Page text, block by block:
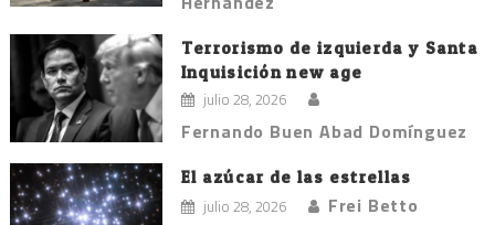
Terrorismo de izquierda y Santa
Inquisición new age
julio 28, 2026
Fernando Buen Abad Domínguez
El azúcar de las estrellas
julio 28, 2026 Frei Betto